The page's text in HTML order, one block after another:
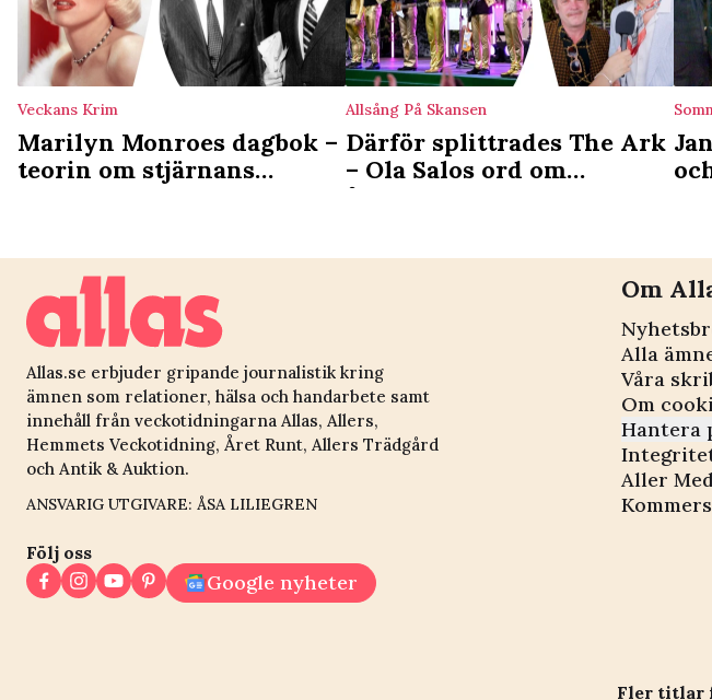
Veckans Krim
Marilyn Monroes dagbok –
teorin om stjärnans
Allsång På Skansen
Därför splittrades The Ark
– Ola Salos ord om
återföreningen
Allas.se erbjuder gripande journalistik kring
ämnen som relationer, hälsa och handarbete samt
innehåll från veckotidningarna Allas, Allers,
Hemmets Veckotidning, Året Runt, Allers Trädgård
och Antik & Auktion.
ANSVARIG UTGIVARE: ÅSA LILIEGREN
Följ oss
Google nyheter
Om
Alla
Våra
Om
Hantera
Aller
Fler titlar